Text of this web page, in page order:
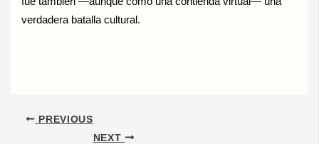
verdadera batalla cultural.
PREVIOUS
NEXT